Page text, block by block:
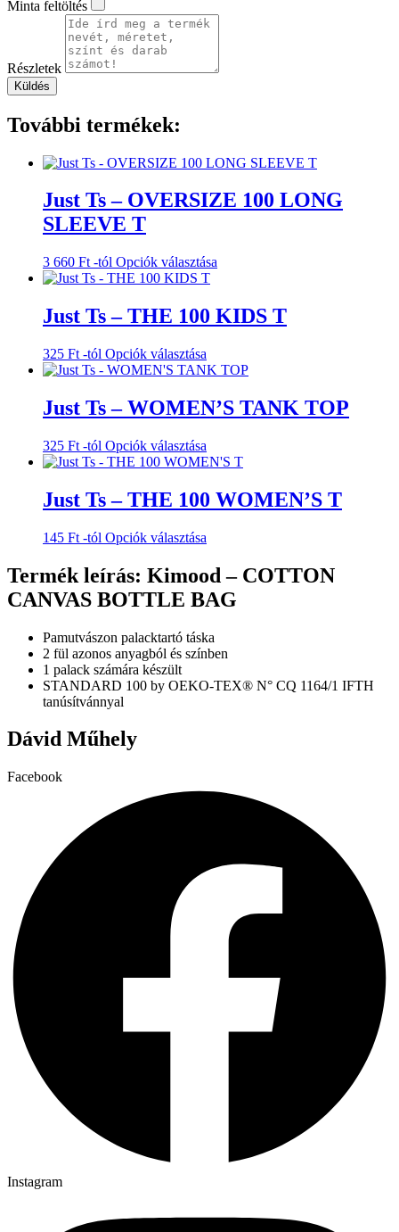
Minta feltöltés
Részletek
Küldés
További termékek:
Just Ts – OVERSIZE 100 LONG
SLEEVE T
3 660 Ft -tól Opciók választása
több
variációja
változatok
termékoldalon
választhatók
Just Ts – THE 100 KIDS T
325 Ft -tól Opciók választása
a
több
variációja
A
változatok
termékoldalon
választhatók
Just Ts – WOMEN’S TANK TOP
325 Ft -tól Opciók választása
a
több
variációja
A
a
termékoldalon
választhatók
Just Ts – THE 100 WOMEN’S T
145 Ft -tól Opciók választása
terméknek
több
variációja
A
változatok
termékoldalon
Termék leírás: Kimood – COTTON
CANVAS BOTTLE BAG
Pamutvászon palacktartó táska
2 fül azonos anyagból és színben
1 palack számára készült
STANDARD 100 by OEKO-TEX® N° CQ 1164/1 IFTH
tanúsítvánnyal
Dávid Műhely
Facebook
Instagram